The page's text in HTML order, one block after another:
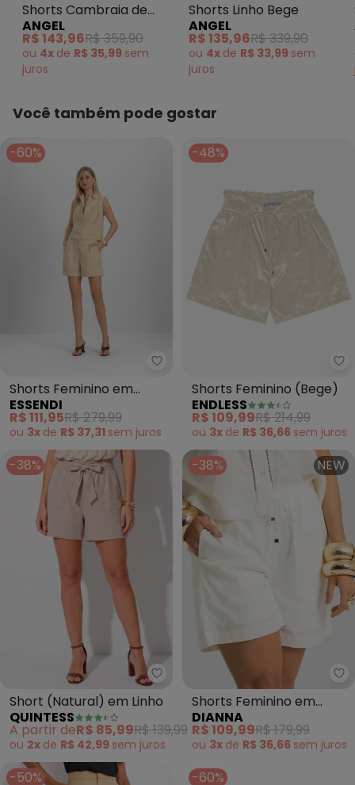
Shorts Cambraia de
Algodão Bege
ANGEL
R$ 143,96R$ 359,90
ou 4x de R$ 35,99 sem
juros
Shorts Linho Bege
ANGEL
R$ 135,96R$ 339,90
ou 4x de R$ 33,99 sem
juros
Você também pode gostar
-60%
Essendi - Shorts Feminino em
Shorts Feminino em
Piquet (Natural)
ESSENDI
R$ 111,95R$ 279,99
ou 3x de R$ 37,31 sem juros
-48%
Shorts Feminino (Bege)
ENDLESS
R$ 109,99R$ 214,99
ou 3x de R$ 36,66 sem juros
-38%
Quintess - Short (Natural) em
Short (Natural) em Linho
QUINTESS
A partir deR$ 85,99R$ 139,99
ou 2x de R$ 42,99 sem juros
-38% NEW
Shorts Feminino em
Tecido Tricoline (Bege)
DIANNA
R$ 109,99R$ 179,99
ou 3x de R$ 36,66 sem juros
-50% -60%